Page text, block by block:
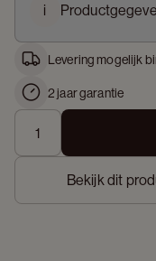
i
Levering mogelijk
2 jaar garantie
Bekijk dit